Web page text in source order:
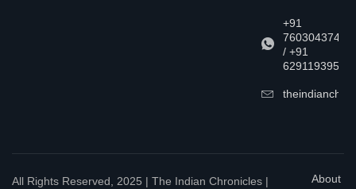
+91
7603043747
/ +91
6291193957
All Rights Reserved, 2025 | The Indian Chronicles |
About